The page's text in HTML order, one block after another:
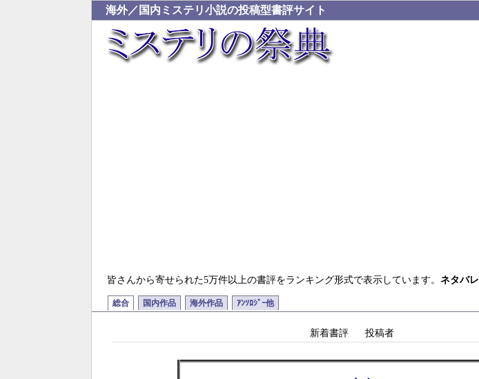
海外／国内ミステリ小説の投稿型書評サイト
皆さんから寄せられた5万件以上の書評をランキング形式で表示しています。 ネタバレ
総合 国内作品 海外作品 ｱﾝｿﾛｼﾞｰ他
新着書評 投稿者